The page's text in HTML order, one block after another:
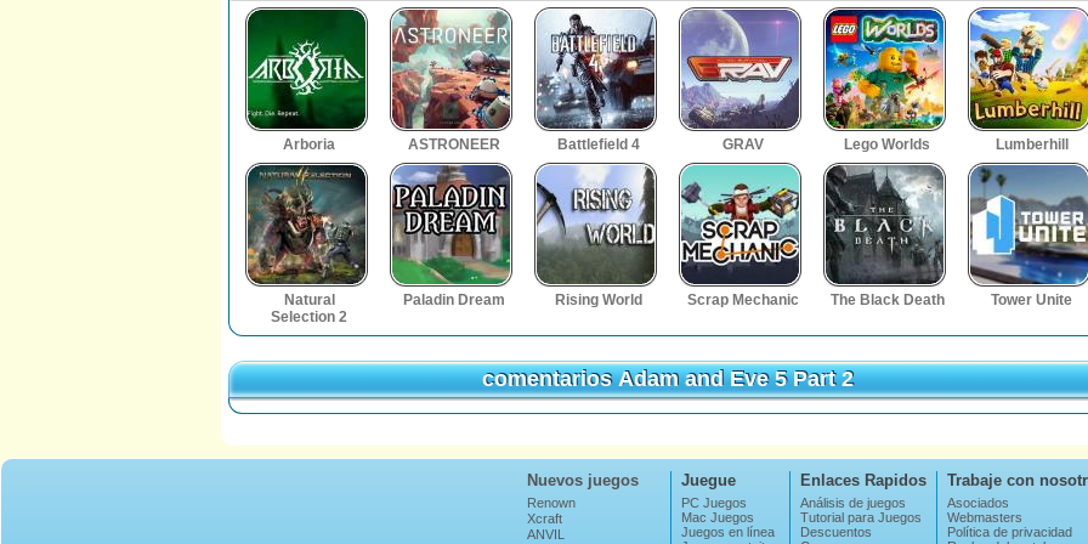
Arboria ASTRONEER Battlefield 4 GRAV Lego Worlds Lumberhill
Natural
Selection 2
Paladin Dream Rising World Scrap Mechanic The Black Death Tower Unite
comentarios Adam and Eve 5 Part 2
comentarios Adam and Eve 5 Part 2
Nuevos juegos
Renown
Xcraft
ANVIL
Juegue
PC Juegos
Mac Juegos
Juegos en línea
Enlaces Rapidos
Análisis de juegos
Tutorial para Juegos
Descuentos
Trabaje con
Asociados
Webmasters
Política de privacidad